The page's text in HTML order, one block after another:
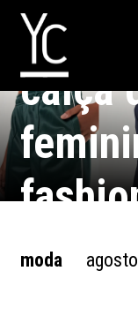
calça
moda